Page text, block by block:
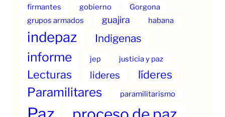
firmantes gobierno
Gorgona
grupos armados
guajira habana
indepaz Indigenas
informe jep justicia y paz
Lecturas lideres líderes
Paramilitares paramilitarismo